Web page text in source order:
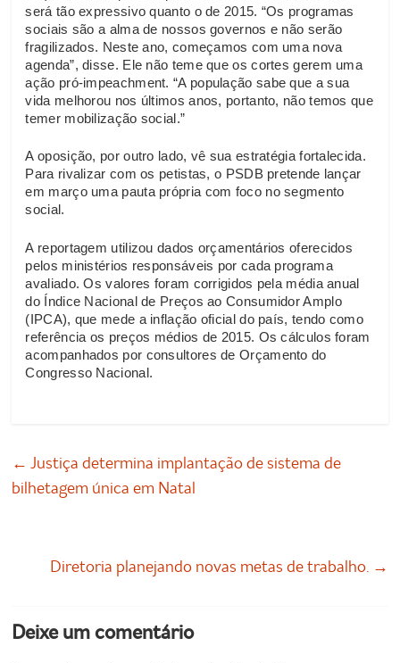
será tão expressivo quanto o de 2015. “Os programas
sociais são a alma de nossos governos e não serão
fragilizados. Neste ano, começamos com uma nova
agenda”, disse. Ele não teme que os cortes gerem uma
ação pró-impeachment. “A população sabe que a sua
vida melhorou nos últimos anos, portanto, não temos que
temer mobilização social.”
A oposição, por outro lado, vê sua estratégia fortalecida.
Para rivalizar com os petistas, o PSDB pretende lançar
em março uma pauta própria com foco no segmento
social.
A reportagem utilizou dados orçamentários oferecidos
pelos ministérios responsáveis por cada programa
avaliado. Os valores foram corrigidos pela média anual
do Índice Nacional de Preços ao Consumidor Amplo
(IPCA), que mede a inflação oficial do país, tendo como
referência os preços médios de 2015. Os cálculos foram
acompanhados por consultores de Orçamento do
Congresso Nacional.
← Justiça determina implantação de sistema de
bilhetagem única em Natal
Diretoria planejando novas metas de trabalho. →
Deixe um comentário